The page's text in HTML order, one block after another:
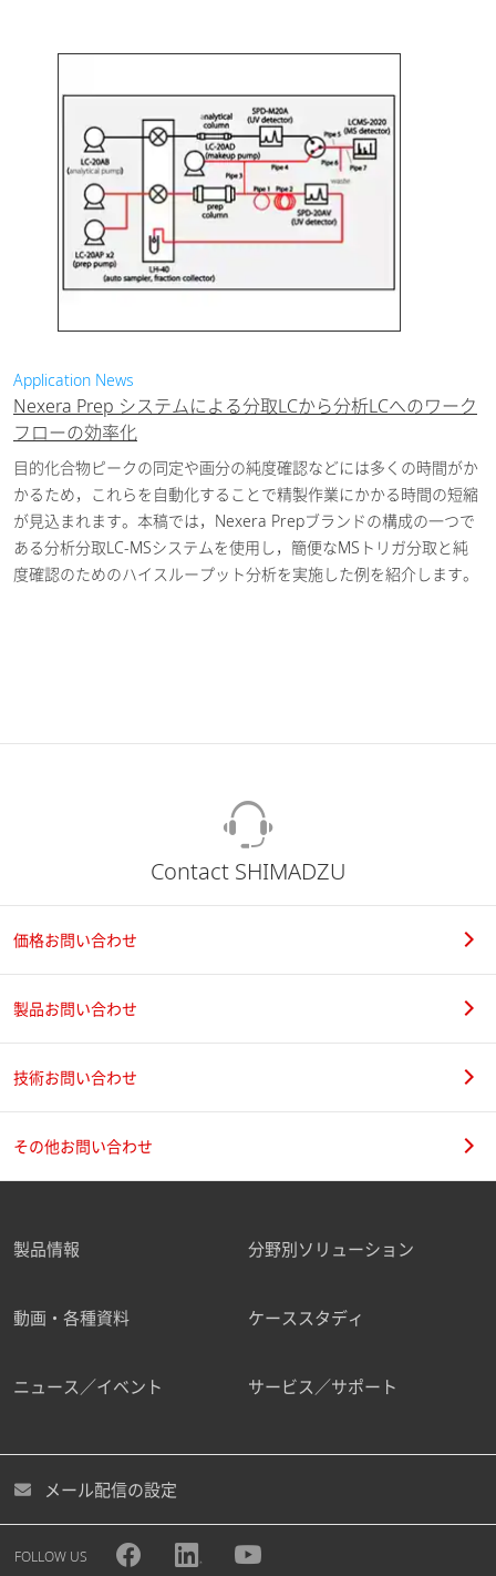
Application News
Nexera Prep システムによる分取LCから分析LCへのワーク
フローの効率化
目的化合物ピークの同定や画分の純度確認などには多くの時間がか
かるため，これらを自動化することで精製作業にかかる時間の短縮
が見込まれます。本稿では，Nexera Prepブランドの構成の一つで
ある分析分取LC-MSシステムを使用し，簡便なMSトリガ分取と純
度確認のためのハイスループット分析を実施した例を紹介します。
Contact SHIMADZU
価格お問い合わせ
製品お問い合わせ
技術お問い合わせ
その他お問い合わせ
製品情報 分野別ソリューション
動画・各種資料 ケーススタディ
ニュース／イベント サービス／サポート
メール配信の設定
FOLLOW US